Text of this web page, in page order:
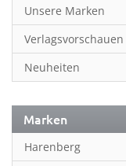
Unsere Marken
Verlagsvorschauen
Neuheiten
Marken
Harenberg